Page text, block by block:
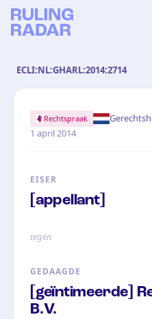
ECLI:NL:GHARL:2014:2714
Rechtspraak
1 april 2014
EISER
[appellant]
tegen
GEDAAGDE
[geïntimeerde]
B.V.